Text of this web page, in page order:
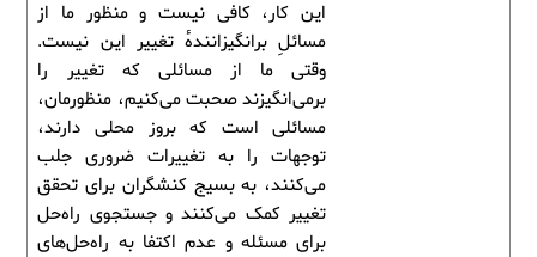
این کار، کافی نیست و منظور ما از
مسائلِ برانگیزانندۀ تغییر این نیست.
وقتی ما از مسائلی که تغییر را
برمی‌انگیزند صحبت می‌کنیم، منظورمان،
مسائلی است که بروز محلی دارند،
توجهات را به تغییرات ضروری جلب
می‌کنند، به بسیج کنشگران برای تحقق
تغییر کمک می‌کنند و جستجوی راه‌حل
برای مسئله و عدم اکتفا به راه‌حل‌های